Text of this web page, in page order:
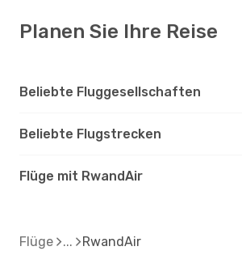
Planen Sie Ihre Reise
Beliebte Fluggesellschaften
Beliebte Flugstrecken
Flüge mit RwandAir
Flüge RwandAir